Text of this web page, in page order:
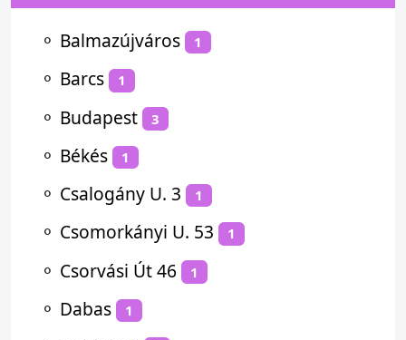
⚬ Balmazújváros 1
⚬ Barcs 1
⚬ Budapest 3
⚬ Békés 1
⚬ Csalogány U. 3 1
⚬ Csomorkányi U. 53 1
⚬ Csorvási Út 46 1
⚬ Dabas 1